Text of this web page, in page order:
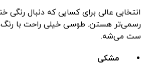
انتخابی عالی برای کسایی که دنبال
رسمی‌تر هستن. طوسی خیلی راحت با
ست می‌شه.
مشکی